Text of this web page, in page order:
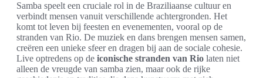
Samba speelt een cruciale rol in de Braziliaanse cultuur en
verbindt mensen vanuit verschillende achtergronden. Het
komt tot leven bij feesten en evenementen, vooral op de
stranden van Rio. De muziek en dans brengen mensen samen,
creëren een unieke sfeer en dragen bij aan de sociale cohesie.
Live optredens op de iconische stranden van Rio laten niet
alleen de vreugde van samba zien, maar ook de rijke